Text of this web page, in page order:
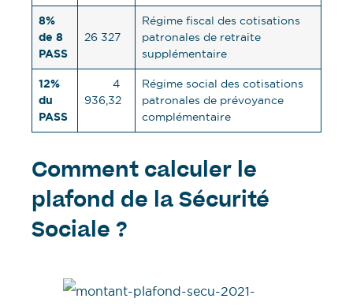
8%
de 8
PASS
26 327
Régime fiscal des cotisations
patronales de retraite
supplémentaire
12%
du
PASS
4
936,32
Régime social des cotisations
patronales de prévoyance
complémentaire
Comment calculer le
plafond de la Sécurité
Sociale ?